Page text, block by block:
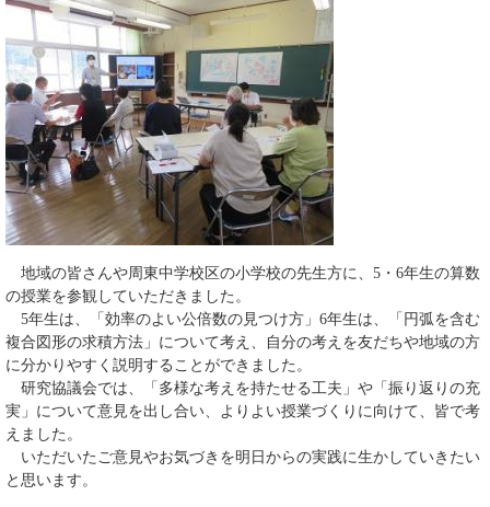
地域の皆さんや周東中学校区の小学校の先生方に、5・6年生の算数
の授業を参観していただきました。
5年生は、「効率のよい公倍数の見つけ方」6年生は、「円弧を含む
複合図形の求積方法」について考え、自分の考えを友だちや地域の方
に分かりやすく説明することができました。
研究協議会では、「多様な考えを持たせる工夫」や「振り返りの充
実」について意見を出し合い、よりよい授業づくりに向けて、皆で考
えました。
いただいたご意見やお気づきを明日からの実践に生かしていきたい
と思います。